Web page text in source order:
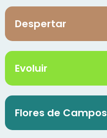
Despertar
Evoluir
Flores de Campos